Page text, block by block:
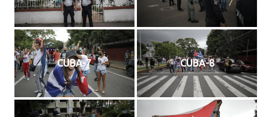
CUBA-7 CUBA-8